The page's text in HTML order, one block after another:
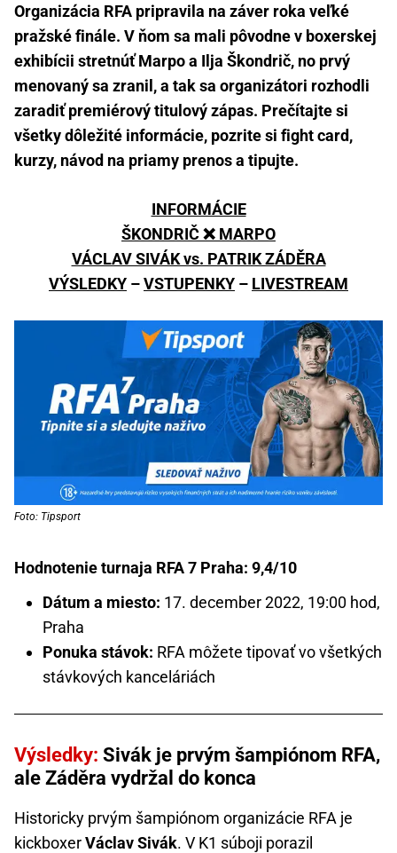
Organizácia RFA pripravila na záver roka veľké
pražské finále. V ňom sa mali pôvodne v boxerskej
exhibícii stretnúť Marpo a Ilja Škondrič, no prvý
menovaný sa zranil, a tak sa organizátori rozhodli
zaradiť premiérový titulový zápas. Prečítajte si
všetky dôležité informácie, pozrite si fight card,
kurzy, návod na priamy prenos a tipujte.
INFORMÁCIE
ŠKONDRIČ ❌ MARPO
VÁCLAV SIVÁK vs. PATRIK ZÁDĚRA
VÝSLEDKY –VSTUPENKY – LIVESTREAM
Foto: Tipsport
Hodnotenie turnaja RFA 7 Praha: 9,4/10
Dátum a miesto: 17. december 2022, 19:00 hod,
Praha
Ponuka stávok: RFA môžete tipovať vo všetkých
stávkových kanceláriách
Výsledky: Sivák je prvým šampiónom RFA,
ale Záděra vydržal do konca
Historicky prvým šampiónom organizácie RFA je
kickboxerVáclav Sivák. V K1 súboji porazil